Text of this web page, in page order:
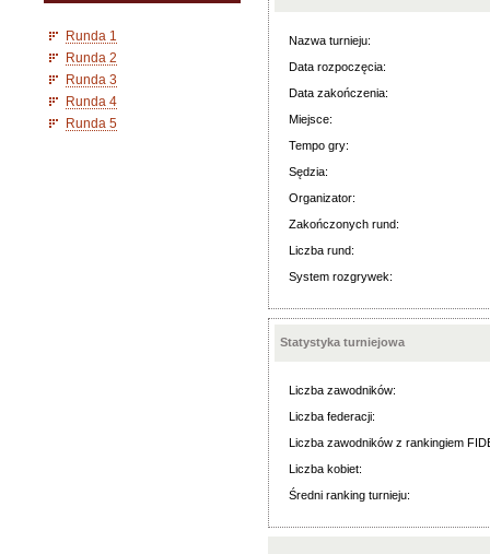
Runda 1
Runda 2
Runda 3
Runda 4
Runda 5
Nazwa turnieju:
Data rozpoczęcia:
Data zakończenia:
Miejsce:
Tempo gry:
Sędzia:
Organizator:
Zakończonych rund:
Liczba rund:
System rozgrywek:
Statystyka turniejowa
Liczba zawodników:
Liczba federacji:
Liczba zawodników z rankingiem
Liczba kobiet:
Średni ranking turnieju: